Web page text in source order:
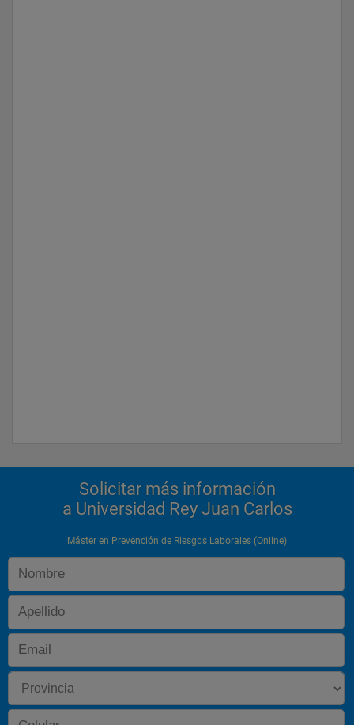
Solicitar más información
a Universidad Rey Juan Carlos
Máster en Prevención de Riesgos Laborales (Online)